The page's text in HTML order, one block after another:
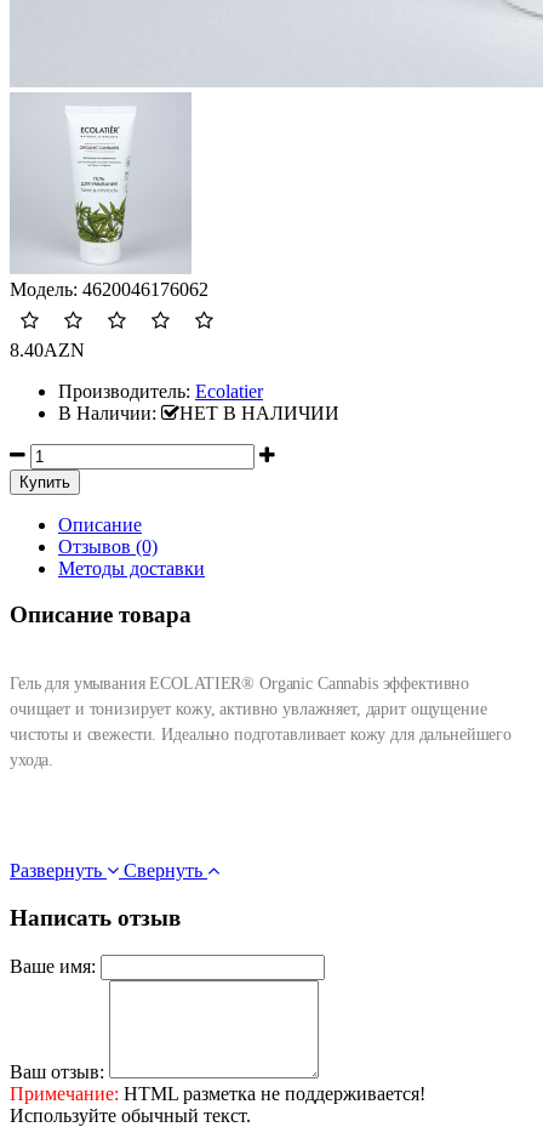
Модель: 4620046176062
8.40AZN
Производитель: Ecolatier
В Наличии:
НЕТ В НАЛИЧИИ
Описание
Отзывов (0)
Методы доставки
Описание товара
Гель для умывания ECOLATIER® Organic Cannabis эффективно
очищает и тонизирует кожу, активно увлажняет, дарит ощущение
чистоты и свежести. Идеально подготавливает кожу для дальнейшего
ухода.
Развернуть Свернуть
Написать отзыв
Ваше имя:
Ваш отзыв:
Примечание: HTML разметка не поддерживается!
Используйте обычный текст.